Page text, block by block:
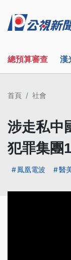
總預算審查 漢
首頁 社會
涉走私中
犯罪集團
鳳凰電波 醫